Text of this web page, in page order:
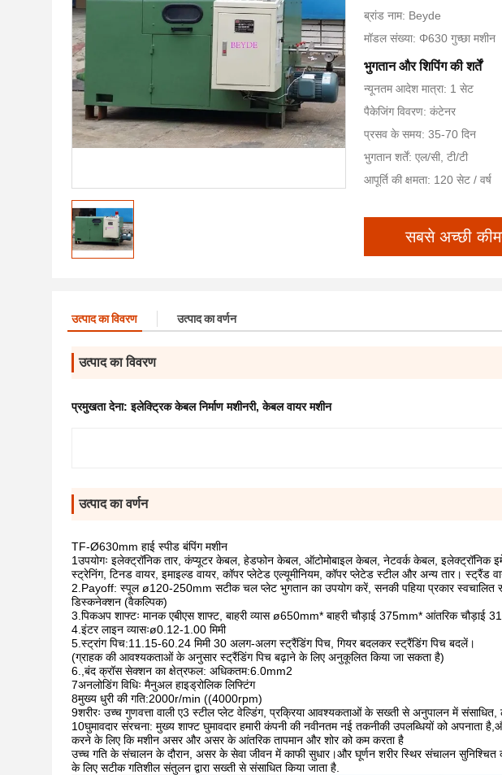
ब्रांड नाम: Beyde
मॉडल संख्या: Φ630 गुच्छा मशीन
भुगतान और शिपिंग की शर्तें
न्यूनतम आदेश मात्रा: 1 सेट
पैकेजिंग विवरण: कंटेनर
प्रसव के समय: 35-70 दिन
भुगतान शर्तें: एल/सी, टी/टी
आपूर्ति की क्षमता: 120 सेट / वर्ष
सबसे अच्छी
उत्पाद का विवरण उत्पाद का वर्णन
उत्पाद का विवरण
प्रमुखता देना:इलेक्ट्रिक केबल निर्माण मशीनरी,केबल वायर मशीन
उत्पाद का वर्णन
TF-Ø630mm हाई स्पीड बंपिंग मशीन
1उपयोगः इलेक्ट्रॉनिक तार, कंप्यूटर केबल, हेडफोन केबल, ऑटोमोबाइल केबल, नेटवर्क केबल, इलेक्ट्रॉनिक
स्ट्रेनिंग, टिनड वायर, इमाइल्ड वायर, कॉपर प्लेटेड एल्यूमीनियम, कॉपर प्लेटेड स्टील और अन्य तार। स्ट्रैंड
2.Payoff: स्पूल ø120-250mm सटीक चल प्लेट भुगतान का उपयोग करें, सनकी पहिया प्रकार स्वचालित
डिस्कनेक्शन (वैकल्पिक)
3.पिकअप शाफ्टः मानक एबीएस शाफ्ट, बाहरी व्यास ø650mm* बाहरी चौड़ाई 375mm* आंतरिक चौड़ाई
4.इंटर लाइन व्यासःø0.12-1.00 मिमी
5.स्ट्रांग पिच:11.15-60.24 मिमी 30 अलग-अलग स्ट्रैंडिंग पिच, गियर बदलकर स्ट्रैंडिंग पिच बदलें।
(ग्राहक की आवश्यकताओं के अनुसार स्ट्रैंडिंग पिच बढ़ाने के लिए अनुकूलित किया जा सकता है)
6.,बंद क्रॉस सेक्शन का क्षेत्रफल: अधिकतम:6.0mm2
7अनलोडिंग विधिः मैनुअल हाइड्रोलिक लिफ्टिंग
8मुख्य धुरी की गति:2000r/min ((4000rpm)
9शरीरः उच्च गुणवत्ता वाली ए3 स्टील प्लेट वेल्डिंग, प्रक्रिया आवश्यकताओं के सख्ती से अनुपालन में
10घुमावदार संरचना: मुख्य शाफ्ट घुमावदार हमारी कंपनी की नवीनतम नई तकनीकी उपलब्धियों को
करने के लिए कि मशीन असर और असर के आंतरिक तापमान और शोर को कम करता है
उच्च गति के संचालन के दौरान, असर के सेवा जीवन में काफी सुधार।और घूर्णन शरीर स्थिर संचालन
के लिए सटीक गतिशील संतुलन द्वारा सख्ती से संसाधित किया जाता है.